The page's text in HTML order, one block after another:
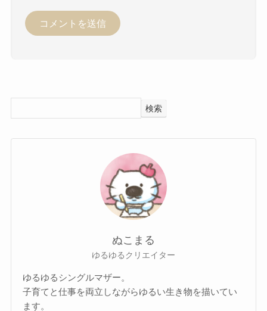
検索
ぬこまる
ゆるゆるクリエイター
ゆるゆるシングルマザー。
子育てと仕事を両立しながらゆるい生き物を描いてい
ます。